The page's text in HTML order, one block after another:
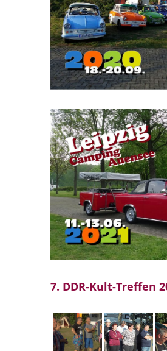
7. DDR-Kult-Treffen